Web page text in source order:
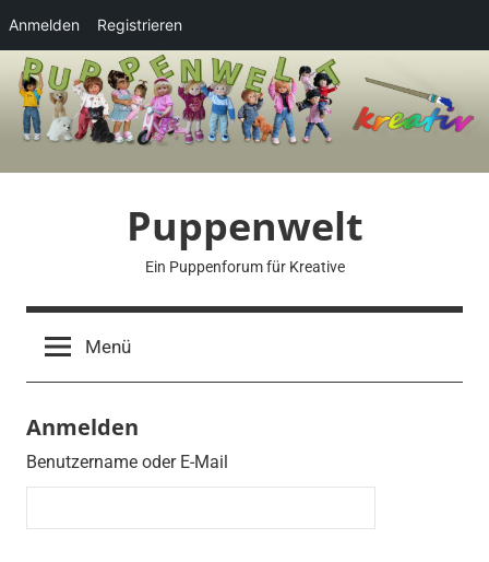
Anmelden Registrieren
Zum
Inhalt
springen
Puppenwelt
Ein Puppenforum für Kreative
Menü
Anmelden
Benutzername oder E-Mail